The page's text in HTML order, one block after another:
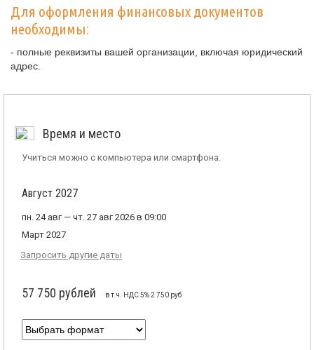
Для оформления финансовых документов
необходимы:
- полные реквизиты вашей организации, включая юридический
адрес.
Время и место
Учиться можно с компьютера или смартфона.
Август 2027
пн. 24 авг — чт. 27 авг 2026 в 09:00
Март 2027
Запросить другие даты
57 750 рублей в т.ч. НДС 5% 2 750 руб